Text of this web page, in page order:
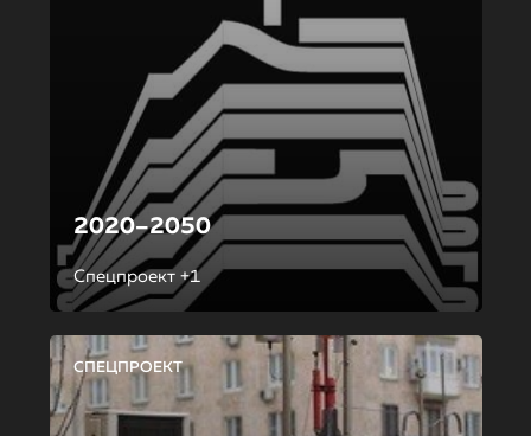
2020–2050
Спецпроект +1
СПЕЦПРОЕКТ